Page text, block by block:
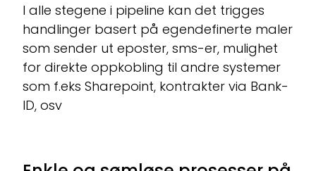
I alle stegene i pipeline kan det trigges
handlinger basert på egendefinerte maler
som sender ut eposter, sms-er, mulighet
for direkte oppkobling til andre systemer
som f.eks Sharepoint, kontrakter via Bank-
ID, osv